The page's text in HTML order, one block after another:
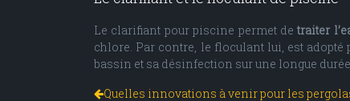
Le clarifiant pour piscine permet detraiter
chlore. Par contre, le floculant lui, est
bassin et sa désinfection sur une longue
Quelles innovations à venir pour les